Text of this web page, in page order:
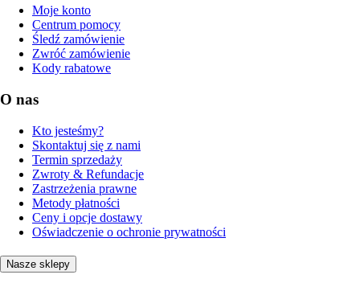
Moje konto
Centrum pomocy
Śledź zamówienie
Zwróć zamówienie
Kody rabatowe
O nas
Kto jesteśmy?
Skontaktuj się z nami
Termin sprzedaży
Zwroty & Refundacje
Zastrzeżenia prawne
Metody płatności
Ceny i opcje dostawy
Oświadczenie o ochronie prywatności
Nasze sklepy